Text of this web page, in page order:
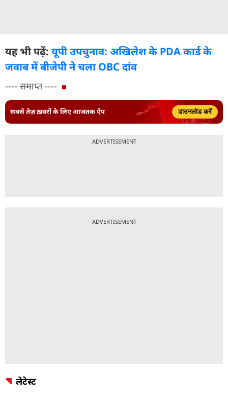
यह भी पढ़ें: यूपी उपचुनाव: अखिलेश के PDA कार्ड के
जवाब में बीजेपी ने चला OBC दांव
---- समाप्त ----
सबसे तेज़ ख़बरों के लिए आजतक ऐप डाउनलोड करें
ADVERTISEMENT
ADVERTISEMENT
लेटेस्ट